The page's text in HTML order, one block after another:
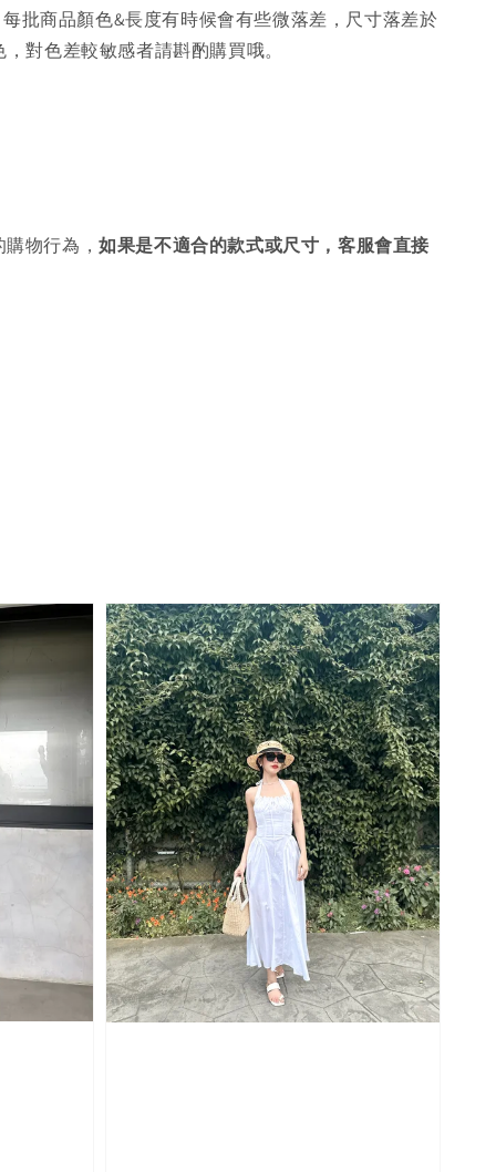
批商品顏色&長度有時候會有些微落差，尺寸落差於
對色差較敏感者請斟酌購買哦。
購物行為，如果是不適合的款式或尺寸，客服會直接